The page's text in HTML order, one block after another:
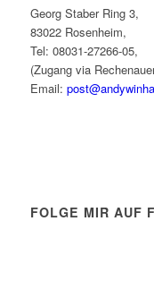
Georg Staber Ring 3,
83022 Rosenheim,
Tel: 08031-27266-05,
(Zugang via
Email:
FOLGE MIR AUF